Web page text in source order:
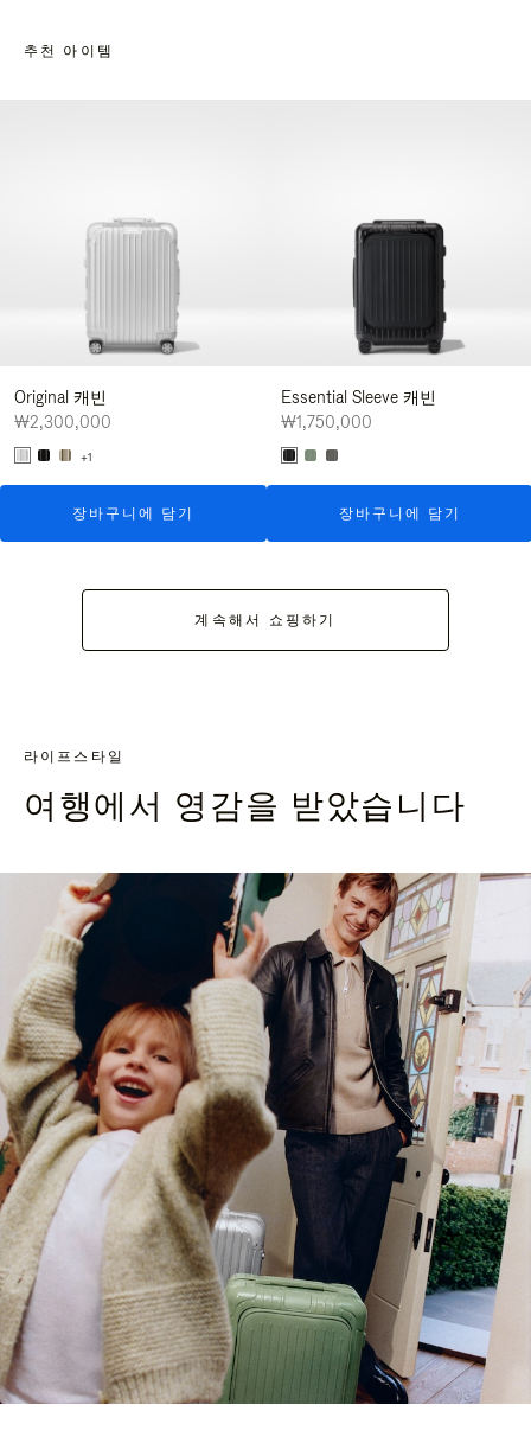
추천 아이템
Original 캐빈
₩2,300,000
+1
장바구니에 담기
Essential Sleeve 캐빈
₩1,750,000
장바구니에 담기
계속해서 쇼핑하기
라이프스타일
여행에서 영감을 받았습니다